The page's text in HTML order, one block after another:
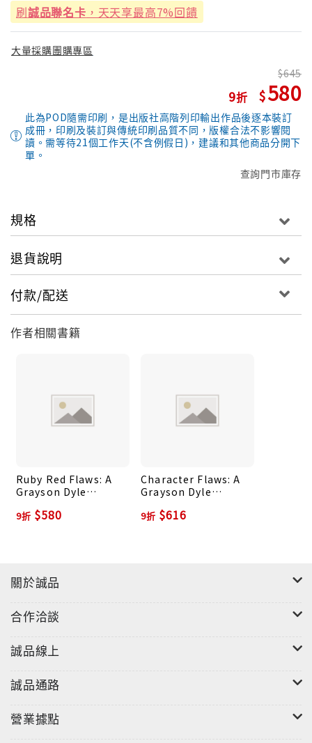
刷誠品聯名卡 ，天天享最高7%回饋
大量採購團購專區
9
645
580
此為POD隨需印刷，是出版社高階列印輸出作品後逐本裝訂
成冊，印刷及裝訂與傳統印刷品質不同，版權合法不影響閱
讀。需等待21個工作天(不含例假日)，建議和其他商品分開下
單。
查詢門市庫存
規格
退貨說明
付款/配送
作者相關書籍
Ruby Red Flaws: A
Grayson Dyle
9折 $580
Character Flaws: A
Grayson Dyle
9折 $616
關於誠品
合作洽談
誠品線上
誠品通路
營業據點